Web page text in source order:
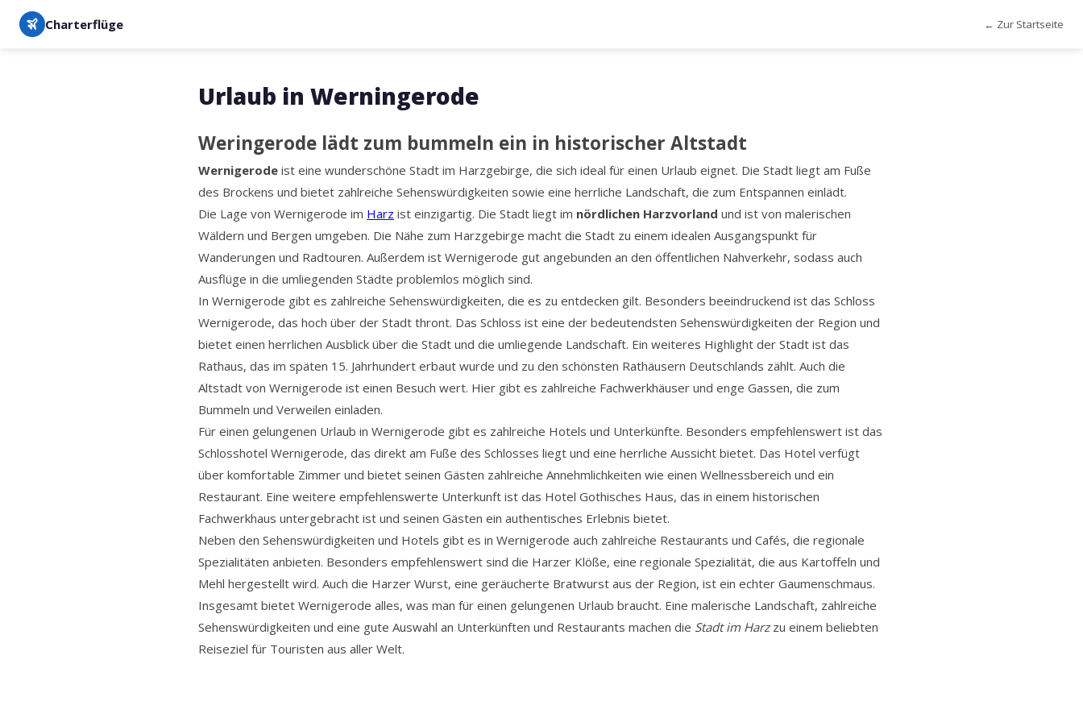
Charterflüge ← Zur Startseite
Urlaub in Werningerode
Weringerode lädt zum bummeln ein in historischer Altstadt
Wernigerode ist eine wunderschöne Stadt im Harzgebirge, die sich ideal für einen Urlaub eignet. Die Stadt liegt am Fuße
des Brockens und bietet zahlreiche Sehenswürdigkeiten sowie eine herrliche Landschaft, die zum Entspannen einlädt.
Die Lage von Wernigerode im Harz ist einzigartig. Die Stadt liegt im nördlichen Harzvorland und ist von malerischen
Wäldern und Bergen umgeben. Die Nähe zum Harzgebirge macht die Stadt zu einem idealen Ausgangspunkt für
Wanderungen und Radtouren. Außerdem ist Wernigerode gut angebunden an den öffentlichen Nahverkehr, sodass auch
Ausflüge in die umliegenden Städte problemlos möglich sind.
In Wernigerode gibt es zahlreiche Sehenswürdigkeiten, die es zu entdecken gilt. Besonders beeindruckend ist das Schloss
Wernigerode, das hoch über der Stadt thront. Das Schloss ist eine der bedeutendsten Sehenswürdigkeiten der Region und
bietet einen herrlichen Ausblick über die Stadt und die umliegende Landschaft. Ein weiteres Highlight der Stadt ist das
Rathaus, das im späten 15. Jahrhundert erbaut wurde und zu den schönsten Rathäusern Deutschlands zählt. Auch die
Altstadt von Wernigerode ist einen Besuch wert. Hier gibt es zahlreiche Fachwerkhäuser und enge Gassen, die zum
Bummeln und Verweilen einladen.
Für einen gelungenen Urlaub in Wernigerode gibt es zahlreiche Hotels und Unterkünfte. Besonders empfehlenswert ist das
Schlosshotel Wernigerode, das direkt am Fuße des Schlosses liegt und eine herrliche Aussicht bietet. Das Hotel verfügt
über komfortable Zimmer und bietet seinen Gästen zahlreiche Annehmlichkeiten wie einen Wellnessbereich und ein
Restaurant. Eine weitere empfehlenswerte Unterkunft ist das Hotel Gothisches Haus, das in einem historischen
Fachwerkhaus untergebracht ist und seinen Gästen ein authentisches Erlebnis bietet.
Neben den Sehenswürdigkeiten und Hotels gibt es in Wernigerode auch zahlreiche Restaurants und Cafés, die regionale
Spezialitäten anbieten. Besonders empfehlenswert sind die Harzer Klöße, eine regionale Spezialität, die aus Kartoffeln und
Mehl hergestellt wird. Auch die Harzer Wurst, eine geräucherte Bratwurst aus der Region, ist ein echter Gaumenschmaus.
Insgesamt bietet Wernigerode alles, was man für einen gelungenen Urlaub braucht. Eine malerische Landschaft, zahlreiche
Sehenswürdigkeiten und eine gute Auswahl an Unterkünften und Restaurants machen die Stadt im Harzzu einem beliebten
Reiseziel für Touristen aus aller Welt.